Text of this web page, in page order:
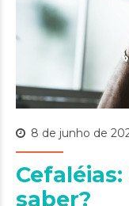
8 de junho de
saber?